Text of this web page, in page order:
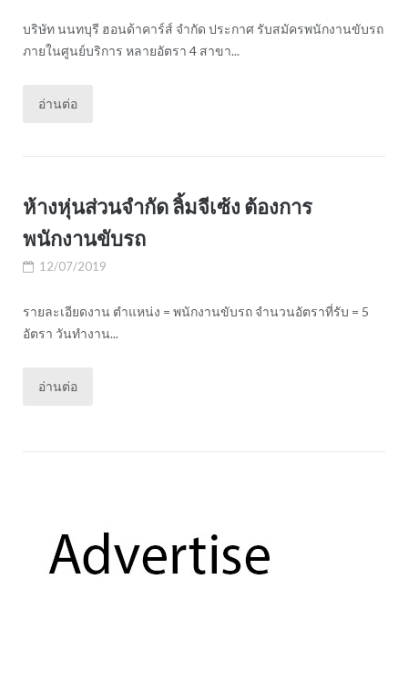
บริษัท นนทบุรี ฮอนด้าคาร์ส์ จำกัด ประกาศ รับสมัครพนักงานขับรถ
ภายในศูนย์บริการ หลายอัตรา 4 สาขา...
อ่านต่อ
ห้างหุ่นส่วนจำกัด ลิ้มจีเซ้ง ต้องการ
พนักงานขับรถ
12/07/2019
รายละเอียดงาน ตำแหน่ง = พนักงานขับรถ จำนวนอัตราที่รับ = 5
อัตรา วันทำงาน...
อ่านต่อ